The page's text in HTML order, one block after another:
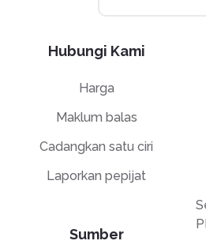
Hubungi Kami
Harga
Maklum balas
Cadangkan satu ciri
Laporkan pepijat
Sumber